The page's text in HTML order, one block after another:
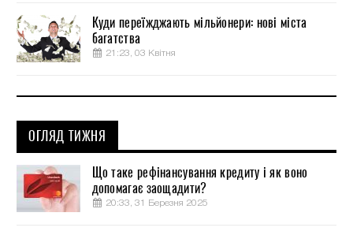
Куди переїжджають мільйонери: нові міста
багатства
21:23, 03 Квітня
ОГЛЯД ТИЖНЯ
Що таке рефінансування кредиту і як воно
допомагає заощадити?
20:33, 31 Березня 2025